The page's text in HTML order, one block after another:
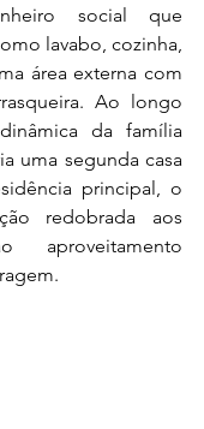
social que
lavabo, cozinha,
área externa com
Ao longo
da família
uma segunda casa
principal, o
redobrada aos